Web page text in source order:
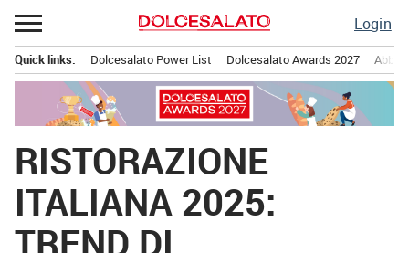
Passa
al
contenuto
Login
principale
Quick links: Dolcesalato Power List Dolcesalato Awards 2027
RISTORAZIONE
ITALIANA 2025: